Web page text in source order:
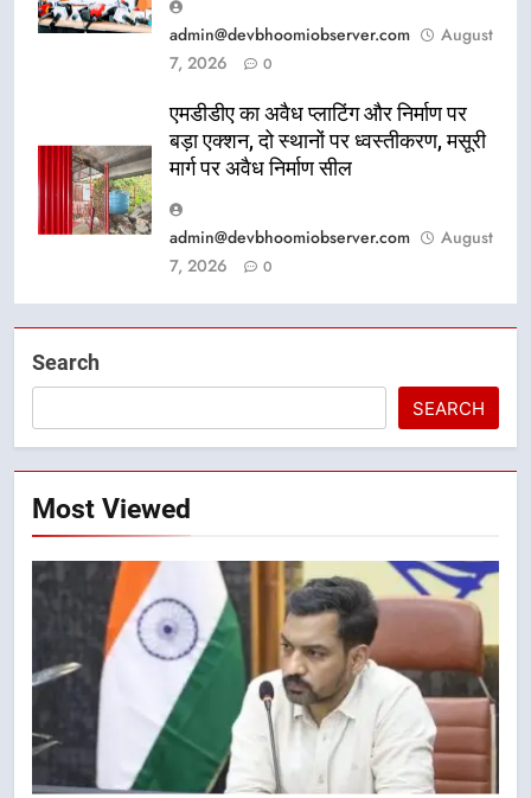
admin@devbhoomiobserver.com
August
7, 2026
0
एमडीडीए का अवैध प्लाटिंग और निर्माण पर
बड़ा एक्शन, दो स्थानों पर ध्वस्तीकरण, मसूरी
मार्ग पर अवैध निर्माण सील
admin@devbhoomiobserver.com
August
7, 2026
0
Search
SEARCH
Most Viewed
5